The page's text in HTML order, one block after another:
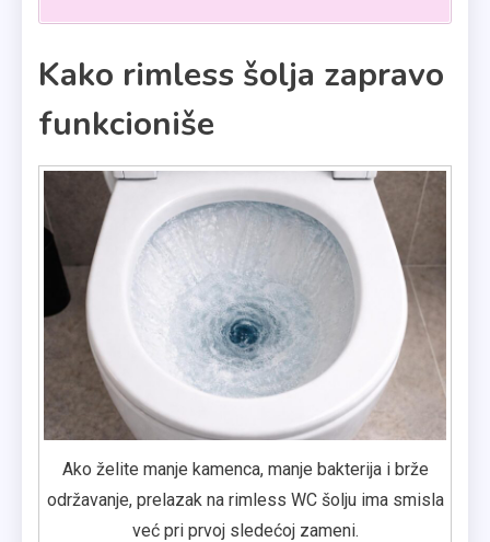
Kako rimless šolja zapravo
funkcioniše
Ako želite manje kamenca, manje bakterija i brže
održavanje, prelazak na rimless WC šolju ima smisla
već pri prvoj sledećoj zameni.